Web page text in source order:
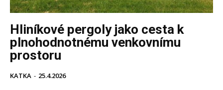
Hliníkové pergoly jako cesta k
plnohodnotnému venkovnímu
prostoru
KATKA - 25.4.2026